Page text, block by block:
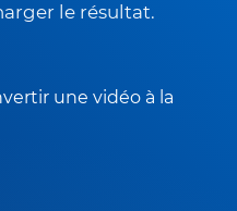
le résultat.
une vidéo à la